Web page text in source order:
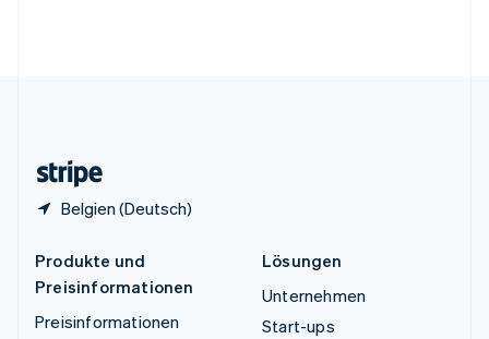
Belgien (Deutsch)
Produkte und
Preisinformationen
Preisinformationen
Lösungen
Unternehmen
Start-ups